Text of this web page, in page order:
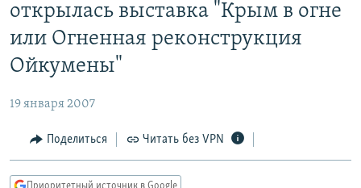
основному
содержанию
Вернутся
навигации
Вернутся
АВТОРСКИЕ ПРОЕКТЫ
ЦИТАТЫ СВОБОДЫ
КУЛЬТУРА
IDEL.РЕАЛИИ
КАВКАЗ.РЕАЛИИ
открылась выставка "Крым в огне
или Огненная реконструкция
Ойкумены"
19 января 2007
Поделиться Читать без VPN
Приоритетный источник в Google